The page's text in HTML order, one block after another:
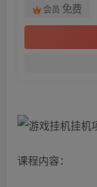
会员 免费
课程内容：